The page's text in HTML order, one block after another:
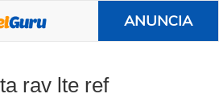
ANUNCIA
rav lte ref